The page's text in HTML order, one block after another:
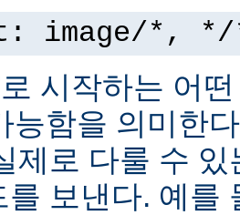
image/*,
시작하는 어
능함을 의미한
제로 다룰 수
를 보낸다. 예를